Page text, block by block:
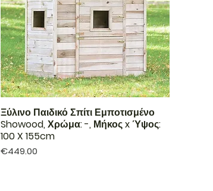
Ξύλινο Παιδικό Σπίτι Εμποτισμένο
Showood, Χρώμα: -, Μήκος x Ύψος:
100 X 155cm
Price
€449.00